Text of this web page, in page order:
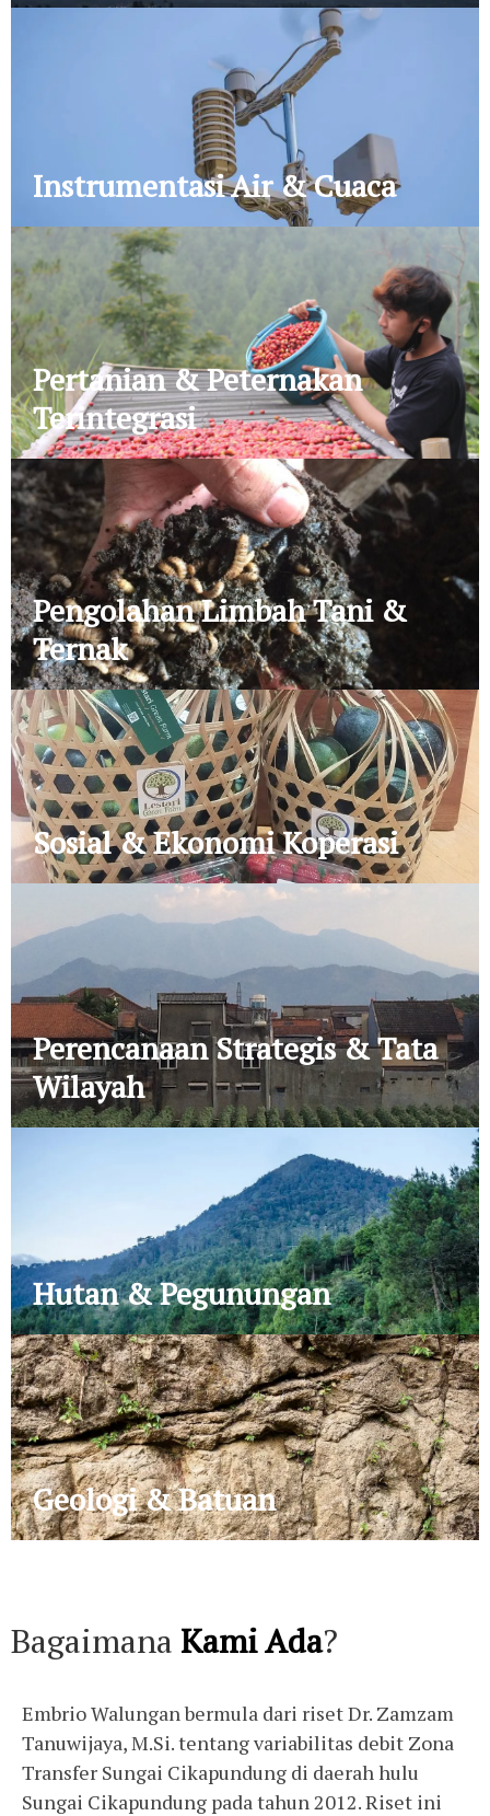
Instrumentasi Air & Cuaca
Pertanian & Peternakan
Terintegrasi
Pengolahan Limbah Tani &
Ternak
Sosial & Ekonomi Koperasi
Perencanaan Strategis & Tata
Wilayah
Hutan & Pegunungan
Geologi & Batuan
Bagaimana Kami Ada?
Embrio Walungan bermula dari riset Dr. Zamzam
Tanuwijaya, M.Si. tentang variabilitas debit Zona
Transfer Sungai Cikapundung di daerah hulu
Sungai Cikapundung pada tahun 2012. Riset ini